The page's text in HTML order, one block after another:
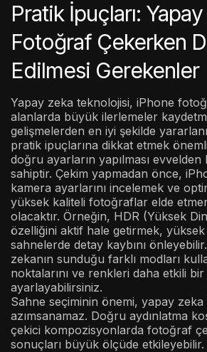
Pratik İpuçları:
Fotoğraf Çekerken
Edilmesi Gerekenler
Yapay zeka teknolojisi, iPhone
alanlarda büyük ilerlemeler
gelişmelerden en iyi şekilde
pratik ipuçlarına dikkat etmek
doğru ayarların yapılması
sahiptir. Çekim yapmadan önce,
kamera ayarlarını incelemek ve
yüksek kaliteli fotoğraflar elde
olacaktır. Örneğin, HDR (Yüksek
özelliğini aktif hale getirmek, yüksek
sahnelerde detay kaybını
zekanın sunduğu farklı modları
noktalarını ve renkleri daha etkili bir
ayarlayabilirsiniz.
Sahne seçiminin önemi, yapay
azımsanamaz. Doğru aydınlatma
çekici kompozisyonlarda fotoğraf
sonuçları büyük ölçüde etkileyebilir.